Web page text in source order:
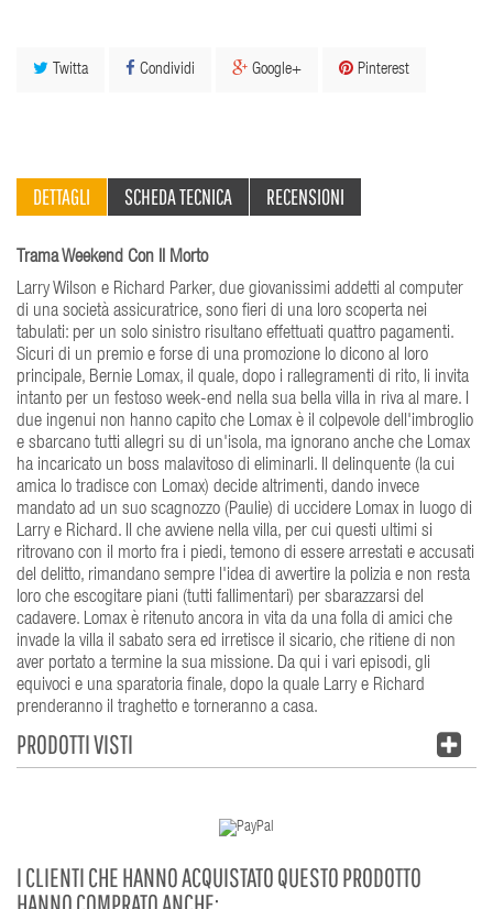
Twitta Condividi Google+ Pinterest
DETTAGLI SCHEDA TECNICA RECENSIONI
Trama Weekend Con Il Morto
Larry Wilson e Richard Parker, due giovanissimi addetti al computer
di una società assicuratrice, sono fieri di una loro scoperta nei
tabulati: per un solo sinistro risultano effettuati quattro pagamenti.
Sicuri di un premio e forse di una promozione lo dicono al loro
principale, Bernie Lomax, il quale, dopo i rallegramenti di rito, li invita
intanto per un festoso week-end nella sua bella villa in riva al mare. I
due ingenui non hanno capito che Lomax è il colpevole dell'imbroglio
e sbarcano tutti allegri su di un'isola, ma ignorano anche che Lomax
ha incaricato un boss malavitoso di eliminarli. Il delinquente (la cui
amica lo tradisce con Lomax) decide altrimenti, dando invece
mandato ad un suo scagnozzo (Paulie) di uccidere Lomax in luogo di
Larry e Richard. Il che avviene nella villa, per cui questi ultimi si
ritrovano con il morto fra i piedi, temono di essere arrestati e accusati
del delitto, rimandano sempre l'idea di avvertire la polizia e non resta
loro che escogitare piani (tutti fallimentari) per sbarazzarsi del
cadavere. Lomax è ritenuto ancora in vita da una folla di amici che
invade la villa il sabato sera ed irretisce il sicario, che ritiene di non
aver portato a termine la sua missione. Da qui i vari episodi, gli
equivoci e una sparatoria finale, dopo la quale Larry e Richard
prenderanno il traghetto e torneranno a casa.
PRODOTTI VISTI
I CLIENTI CHE HANNO ACQUISTATO QUESTO PRODOTTO